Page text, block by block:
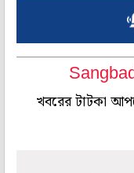
খবরের টাটকা